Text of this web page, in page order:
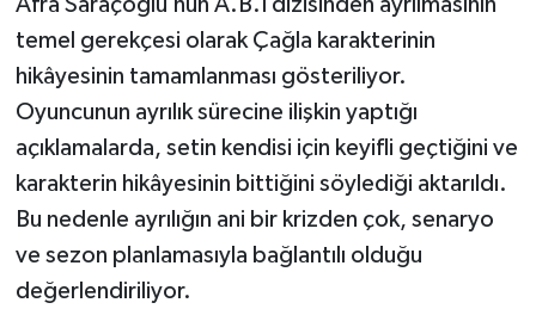
temel gerekçesi olarak Çağla karakterinin
hikâyesinin tamamlanması gösteriliyor.
Oyuncunun ayrılık sürecine ilişkin yaptığı
açıklamalarda, setin kendisi için keyifli geçtiğini ve
karakterin hikâyesinin bittiğini söylediği aktarıldı.
Bu nedenle ayrılığın ani bir krizden çok, senaryo
ve sezon planlamasıyla bağlantılı olduğu
değerlendiriliyor.